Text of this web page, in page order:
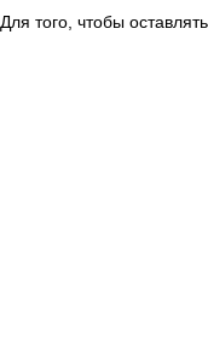
Для того, чтобы